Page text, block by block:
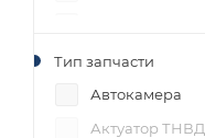
Фотон 1039
Фотон 1041
Фотон 1043
Тип запчасти
Автокамера
Актуатор ТНВД